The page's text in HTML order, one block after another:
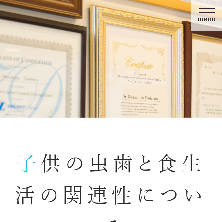
menu
子供の虫歯と食生
活の関連性につい